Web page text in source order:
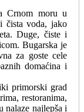
Crnom moru u
čista voda, jako
Duge, čiste i
Bugarska je
za goste cele
domaćina i
primorski grad
restoranima,
nalaze najlepša i